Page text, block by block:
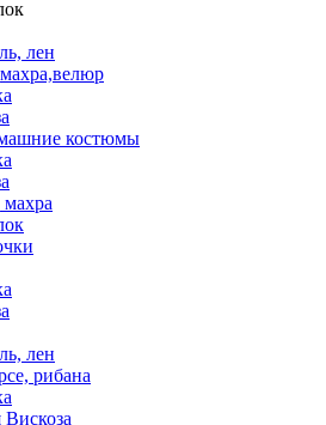
лен
костюмы
лен
рибана
Вискоза